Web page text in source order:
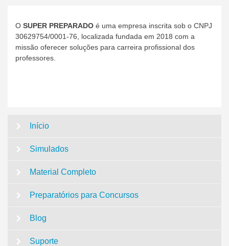
O SUPER PREPARADO é uma empresa inscrita sob o CNPJ
30629754/0001-76, localizada fundada em 2018 com a
missão oferecer soluções para carreira profissional dos
professores.
Início
Simulados
Material Completo
Preparatórios para Concursos
Blog
Suporte